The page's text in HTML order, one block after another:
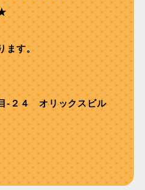
ます。
-２４ オリックスビル